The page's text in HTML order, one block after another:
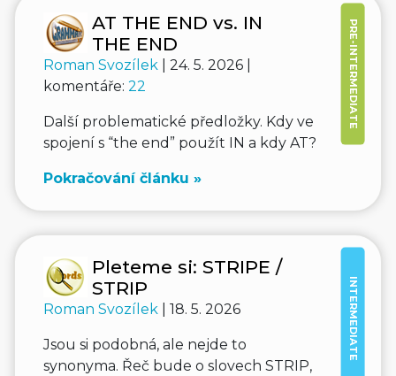
PRE-INTERMEDIATE
AT THE END vs. IN
THE END
Roman Svozílek
| 24. 5. 2026 |
komentáře: 22
Další problematické předložky. Kdy ve
spojení s “the end” použít IN a kdy AT?
Pokračování článku »
INTERMEDIATE
Pleteme si: STRIPE /
STRIP
Roman Svozílek | 18. 5. 2026
Jsou si podobná, ale nejde to
synonyma. Řeč bude o slovech STRIP,